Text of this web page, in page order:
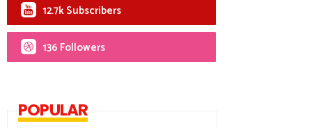
12.7k Subscribers
136 Followers
POPULAR